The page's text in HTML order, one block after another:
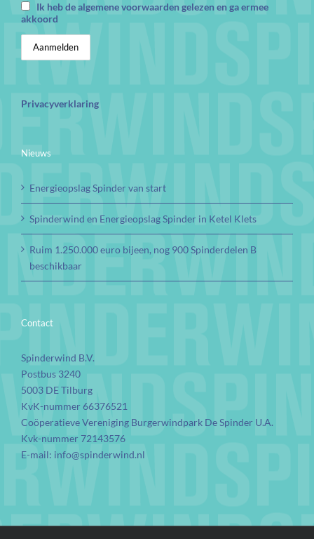
Ik heb de algemene voorwaarden gelezen en ga ermee
akkoord
Privacyverklaring
Nieuws
Energieopslag Spinder van start
Spinderwind en Energieopslag Spinder in Ketel Klets
Ruim 1.250.000 euro bijeen, nog 900 Spinderdelen B
beschikbaar
Contact
Spinderwind B.V.
Postbus 3240
5003 DE Tilburg
KvK-nummer 66376521
Coöperatieve Vereniging Burgerwindpark De Spinder U.A.
Kvk-nummer 72143576
E-mail: info@spinderwind.nl